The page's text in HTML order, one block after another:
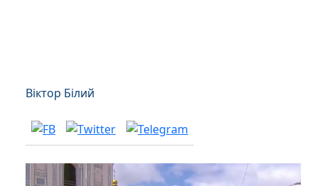
Віктор Білий